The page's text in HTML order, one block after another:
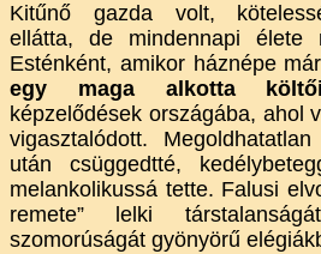
Kitűnő gazda volt,
ellátta, de mindennapi élete
Esténként, amikor háznépe
egy
maga alkotta
képzelődések országába, ahol
vigasztalódott.
után csüggedtté,
melankolikussá tette. Falusi
remete” lelki
szomorúságát gyönyörű